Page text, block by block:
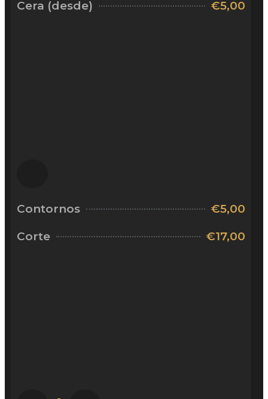
Cera (desde) €5,00
Contornos
€5,00
Corte
€17,00